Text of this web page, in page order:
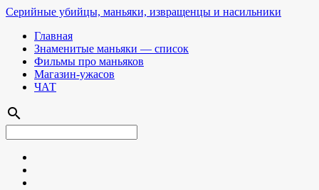
Серийные убийцы, маньяки, извращенцы и насильники
Главная
Знаменитые маньяки — список
Фильмы про маньяков
Магазин-ужасов
ЧАТ
search